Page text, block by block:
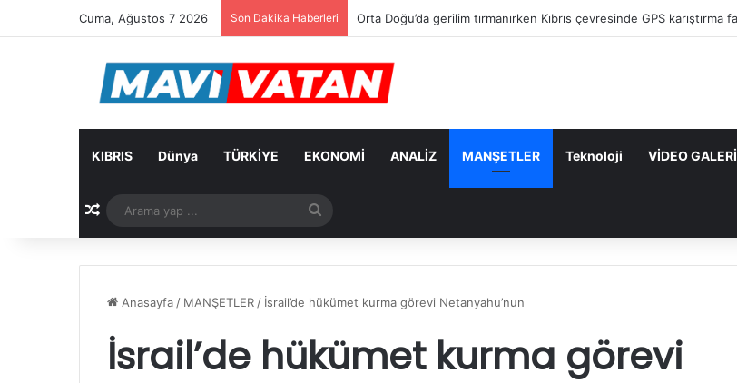
Cuma, Ağustos 7 2026 Son Dakika Haberleri Arıklı: “Mavi Vatan”dan Sonra Hedef “Siber Vatan”
KIBRIS Dünya TÜRKİYE EKONOMİ ANALİZ MANŞETLER Teknoloji VİDEO GALERİ
Rastgele Makale
yap
Anasayfa / MANŞETLER / İsrail’de hükümet kurma görevi Netanyahu’nun
İsrail’de hükümet kurma görevi